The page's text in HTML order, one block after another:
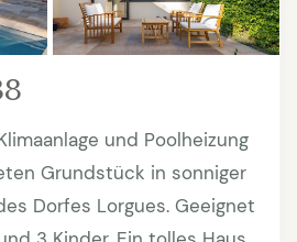
und Poolheizung
Grundstück in sonniger
Dorfes Lorgues. Geeignet